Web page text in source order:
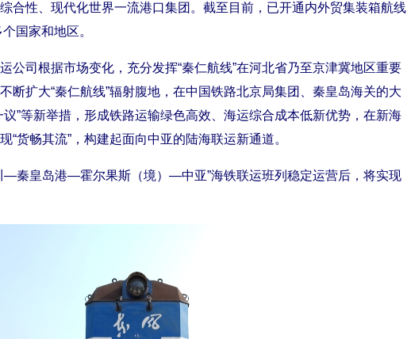
合性、现代化世界一流港口集团。截至目前，已开通内外贸集装箱航线
国家和地区。
司根据市场变化，充分发挥“秦仁航线”在河北省乃至京津冀地区重要
断扩大“秦仁航线”辐射腹地，在中国铁路北京局集团、秦皇岛海关的大
议”等新举措，形成铁路运输绿色高效、海运综合成本低新优势，在新海
“货畅其流”，构建起面向中亚的陆海联运新通道。
皇岛港—霍尔果斯（境）—中亚”海铁联运班列稳定运营后，将实现